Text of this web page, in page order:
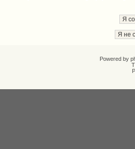
Powered by